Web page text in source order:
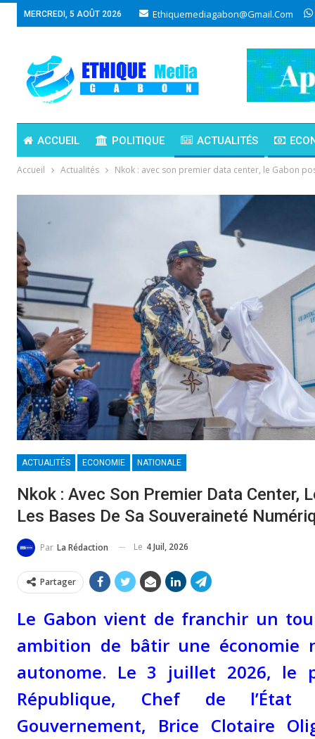
MERCREDI, 5 AOÛT 2026 Ethiquemediagabon@gmail.com
ACCUEIL POLITIQUE ACTUALITÉS
Accueil Actualités Nkok : avec son premier data center, le Gabon
ACTUALITÉS ECONOMIE NATIONALE
Nkok : Avec Son Premier Data Center,
Les Bases De Sa Souveraineté
Par La Rédaction Le 4 Juil, 2026
Partager
Le Gabon vient de franchir un
ambition de bâtir une économie
autonome. Le 3 juillet 2026, le
République, Chef de
Gouvernement, Brice Clotaire